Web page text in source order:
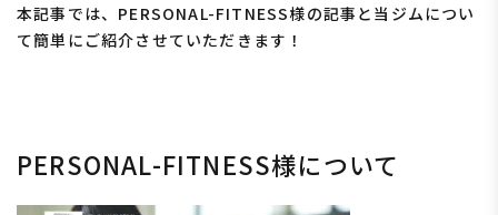
本記事では、PERSONAL-FITNESS様の記事と当ジムについ
て簡単にご紹介させていただきます！
PERSONAL-FITNESS様について